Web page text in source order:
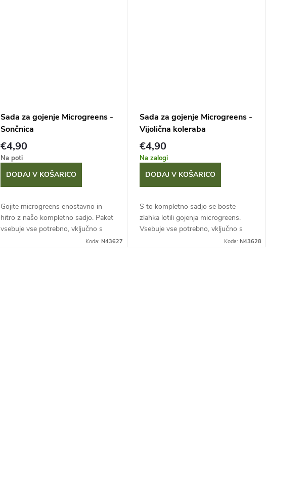
Sada za gojenje Microgreens -
Sončnica
€4,90
Na poti
DODAJ V KOŠARICO
Gojite microgreens enostavno in
hitro z našo kompletno sadjo. Paket
vsebuje vse potrebno, vključno s
semeni sončnice. Vzgojite lastne
Koda: N43627
Sada za gojenje Microgreens -
Vijolična koleraba
€4,90
Na zalogi
DODAJ V KOŠARICO
S to kompletno sadjo se boste
zlahka lotili gojenja microgreens.
Vsebuje vse potrebno, vključno s
semeni kolerabe. Pobirajte sveže
Koda: N43628